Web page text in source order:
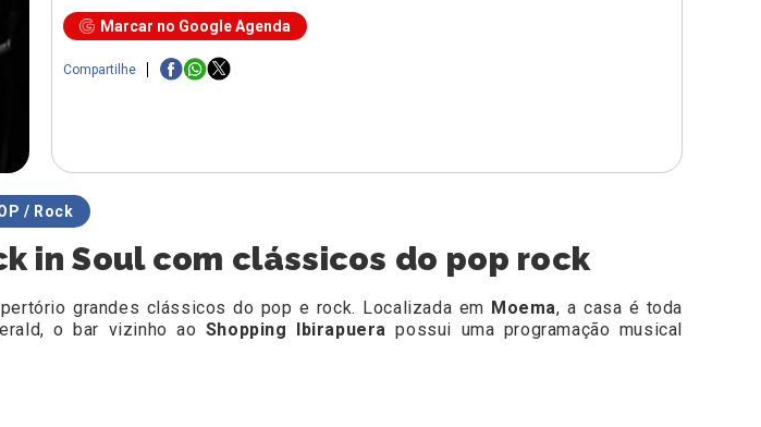
Marcar no Google Agenda
Compartilhe
/ Rock
in Soul com clássicos do pop rock
grandes clássicos do pop e rock. Localizada em Moema, a casa é toda
o bar vizinho ao Shopping Ibirapuera possui uma programação musical